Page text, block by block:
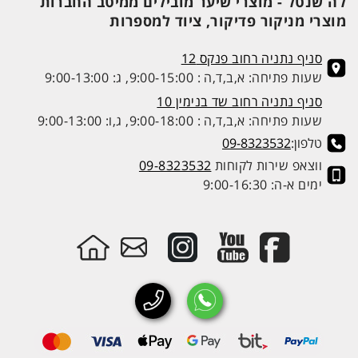
מוצרי מניקור פדיקור, ציוד למספרות
סניף נתניה רחוב פנקס 12
שעות פתיחה: א,ב,ד,ה : 9:00-15:00, ג: 9:00-13:00
סניף נתניה רחוב שד בנימין 10
שעות פתיחה: א,ב,ד,ה : 9:00-18:00, ג,ו: 9:00-13:00
טלפון:09-8323532
ווצאפ שירות לקוחות 09-8323532
ימים א-ה: 9:00-16:30